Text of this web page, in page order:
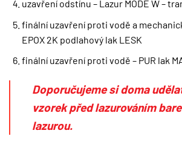
uzavření odstínu – Lazur MODE W –
finální uzavření proti vodě a
EPOX 2K podlahový lak LESK
finální uzavření proti vodě – PUR lak
Doporučujeme si doma
vzorek před lazurováním
lazurou.